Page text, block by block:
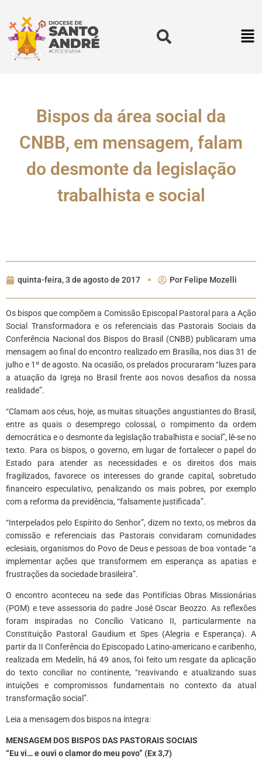
Bispos da área social da
CNBB, em mensagem, falam
do desmonte da legislação
trabalhista e social
quinta-feira, 3 de agosto de 2017 Por Felipe Mozelli
Os bispos que compõem a Comissão Episcopal Pastoral para a Ação
Social Transformadora e os referenciais das Pastorais Sociais da
Conferência Nacional dos Bispos do Brasil (CNBB) publicaram uma
mensagem ao final do encontro realizado em Brasília, nos dias 31 de
julho e 1º de agosto. Na ocasião, os prelados procuraram “luzes para
a atuação da Igreja no Brasil frente aos novos desafios da nossa
realidade”.
“Clamam aos céus, hoje, as muitas situações angustiantes do Brasil,
entre as quais o desemprego colossal, o rompimento da ordem
democrática e o desmonte da legislação trabalhista e social”, lê-se no
texto. Para os bispos, o governo, em lugar de fortalecer o papel do
Estado para atender as necessidades e os direitos dos mais
fragilizados, favorece os interesses do grande capital, sobretudo
financeiro especulativo, penalizando os mais pobres, por exemplo
com a reforma da previdência, “falsamente justificada”.
“Interpelados pelo Espírito do Senhor”, dizem no texto, os mebros da
comissão e referenciais das Pastorais convidaram comunidades
eclesiais, organismos do Povo de Deus e pessoas de boa vontade “a
implementar ações que transformem em esperança as apatias e
frustrações da sociedade brasileira”.
O encontro aconteceu na sede das Pontifícias Obras Missionárias
(POM) e teve assessoria do padre José Oscar Beozzo. As reflexões
foram inspiradas no Concílio Vaticano II, particularmente na
Constituição Pastoral Gaudium et Spes (Alegria e Esperança). A
partir da II Conferência do Episcopado Latino-americano e caribenho,
realizada em Medelín, há 49 anos, foi feito um resgate da aplicação
do texto conciliar no continente, “reavivando e atualizando suas
intuições e compromissos fundamentais no contexto da atual
transformação social”.
Leia a mensagem dos bispos na íntegra:
MENSAGEM DOS BISPOS DAS PASTORAIS SOCIAIS
“Eu vi… e ouvi o clamor do meu povo” (Ex 3,7)